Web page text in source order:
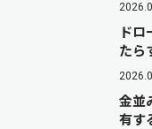
ド
たら
金並
有す